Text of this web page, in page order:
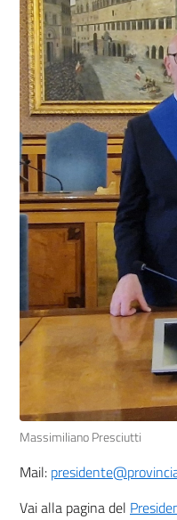
Massimiliano Presciutti
Mail:
Vai alla pagina del